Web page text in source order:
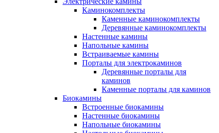
Каминокомплекты
Каменные каминокомплекты
Деревянные каминокомплекты
Настенные камины
Напольные камины
Встраиваемые камины
Порталы для электрокаминов
Деревянные порталы для
каминов
Каменные порталы для каминов
Биокамины
Встроенные биокамины
Настенные биокамины
Напольные биокамины